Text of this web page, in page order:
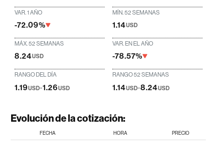
VAR. 1 AÑO
-72.09%
MÍN. 52 SEMANAS
1.14USD
MÁX. 52 SEMANAS
8.24USD
VAR. EN EL AÑO
-78.57%
RANGO DEL DÍA
1.19USD-1.26USD
RANGO 52 SEMANAS
1.14USD-8.24USD
Evolución de la cotización:
FECHA HORA PRECIO